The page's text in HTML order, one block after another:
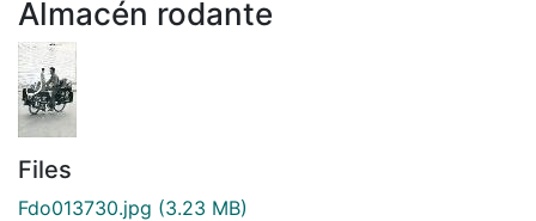
Almacén rodante
Files
Fdo013730.jpg (3.23 MB)